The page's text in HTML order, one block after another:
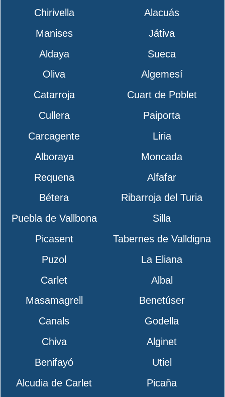
Chirivella
Alacuás
Manises
Játiva
Aldaya
Sueca
Oliva
Algemesí
Catarroja
Cuart de Poblet
Cullera
Paiporta
Carcagente
Liria
Alboraya
Moncada
Requena
Alfafar
Bétera
Ribarroja del Turia
Puebla de Vallbona
Silla
Picasent
Tabernes de Valldigna
Puzol
La Eliana
Carlet
Albal
Masamagrell
Benetúser
Canals
Godella
Chiva
Alginet
Benifayó
Utiel
Alcudia de Carlet
Picaña